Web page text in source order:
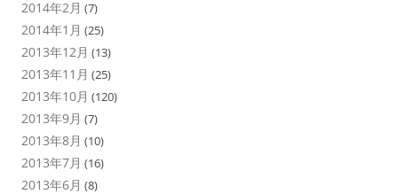
2014年2月 (7)
2014年1月 (25)
2013年12月 (13)
2013年11月 (25)
2013年10月 (120)
2013年9月 (7)
2013年8月 (10)
2013年7月 (16)
2013年6月 (8)